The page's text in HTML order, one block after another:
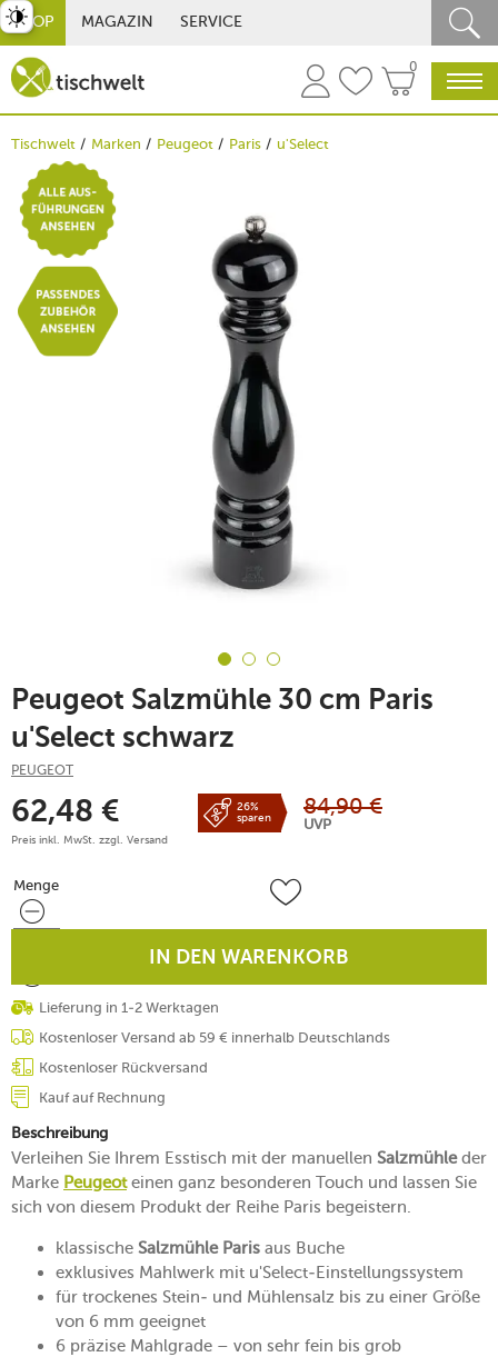
SHOP MAGAZIN SERVICE
0
Tischwelt Marken Peugeot Paris u'Select
Peugeot Salzmühle 30 cm Paris
u'Select schwarz
PEUGEOT
62,48 €
Preis inkl. MwSt. zzgl. Versand
26%
sparen
84,90 €
UVP
Menge
Menge
IN DEN WARENKORB
Lieferung in 1-2 Werktagen
Kostenloser Versand ab 59 € innerhalb Deutschlands
Kostenloser Rückversand
Kauf auf Rechnung
Beschreibung
Verleihen Sie Ihrem Esstisch mit der manuellen Salzmühleder
Marke Peugeoteinen ganz besonderen Touch und lassen Sie
sich von diesem Produkt der Reihe Paris begeistern.
klassische Salzmühle Paris aus Buche
exklusives Mahlwerk mit u'Select-Einstellungssystem
für trockenes Stein- und Mühlensalz bis zu einer Größe
von 6 mm geeignet
6 präzise Mahlgrade – von sehr fein bis grob
umschalten